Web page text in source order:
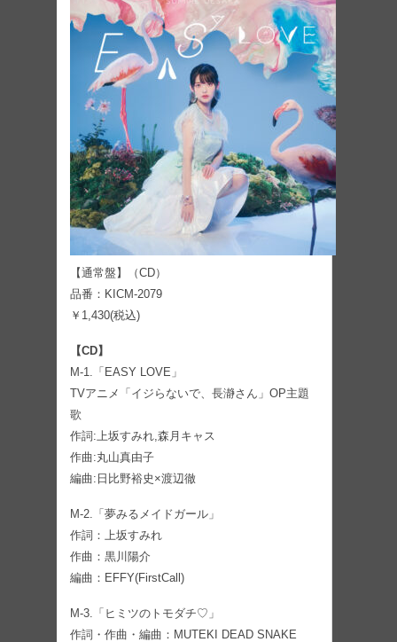
【通常盤】（CD）
品番：KICM-2079
￥1,430(税込)
【CD】
M-1.「EASY LOVE」
TVアニメ「イジらないで、長瀞さん」OP主題
歌
作詞:上坂すみれ,森月キャス
作曲:丸山真由子
編曲:日比野裕史×渡辺徹
M-2.「夢みるメイドガール」
作詞：上坂すみれ
作曲：黒川陽介
編曲：EFFY(FirstCall)
M-3.「ヒミツのトモダチ♡」
作詞・作曲・編曲：MUTEKI DEAD SNAKE